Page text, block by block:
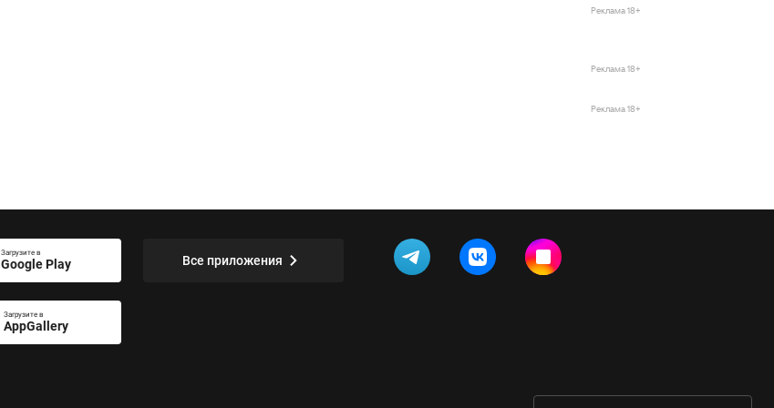
Реклама 18+
Реклама 18+
Реклама 18+
Загрузите в
Google Play
Загрузите в
AppGallery
Все приложения